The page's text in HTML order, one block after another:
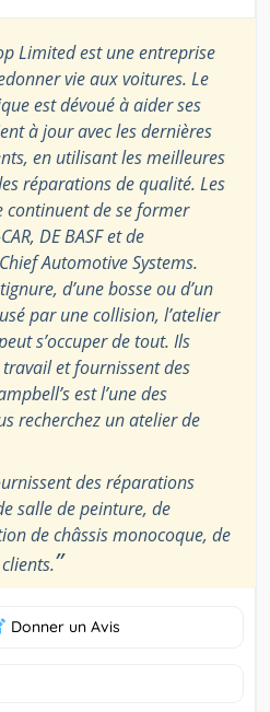
Limited est une entreprise
vie aux voitures. Le
est dévoué à aider ses
à jour avec les dernières
en utilisant les meilleures
réparations de qualité. Les
continuent de se former
DE BASF et de
Automotive Systems.
d’une bosse ou d’un
par une collision, l’atelier
s’occuper de tout. Ils
et fournissent des
est l’une des
recherchez un atelier de
des réparations
salle de peinture, de
de châssis monocoque, de
”
Donner un Avis